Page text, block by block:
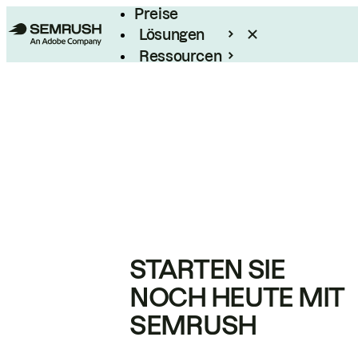
Preise
Lösungen
Ressourcen
STARTEN SIE
NOCH HEUTE MIT
SEMRUSH